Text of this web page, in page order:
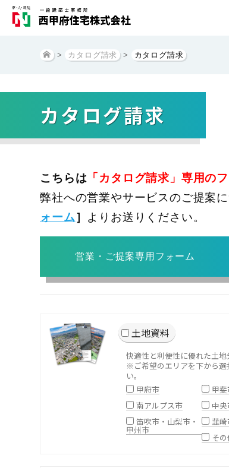
> カタログ請求 > カタログ請求
カタログ請求
こちらは 「カタログ請求」専用の
弊社への営業やサービスのご提案
ォーム］ よりお送りください。
営業・ご提案専用フォーム